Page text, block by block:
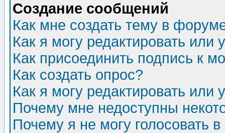
Создание сообщений
Как мне создать тему в
Как я могу редактировать или
Как присоединить подпись к
Как создать опрос?
Как я могу редактировать или
Почему мне недоступны
Почему я не могу голосовать